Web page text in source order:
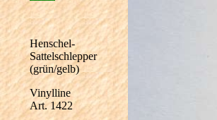
Henschel-
Sattelschlepper
(grün/gelb)
Vinylline
Art. 1422